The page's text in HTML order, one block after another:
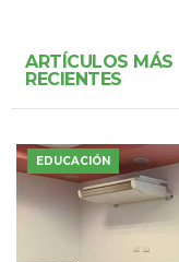
ARTÍCULOS MÁS
RECIENTES
EDUCACIÓN